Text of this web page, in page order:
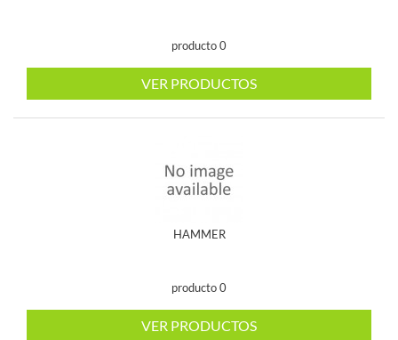
producto 0
VER PRODUCTOS
HAMMER
producto 0
VER PRODUCTOS